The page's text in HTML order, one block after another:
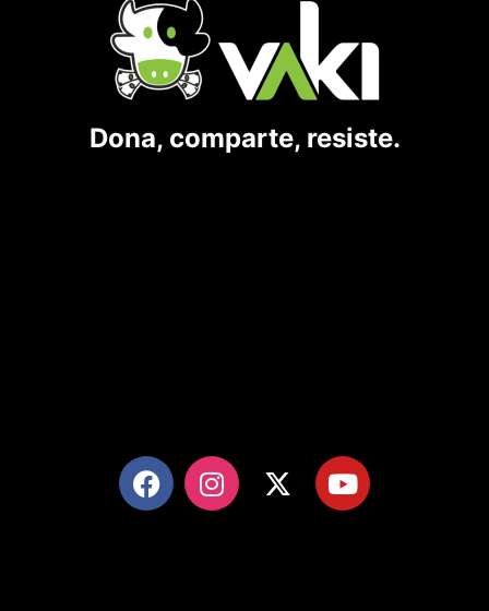
Dona, comparte, resiste.